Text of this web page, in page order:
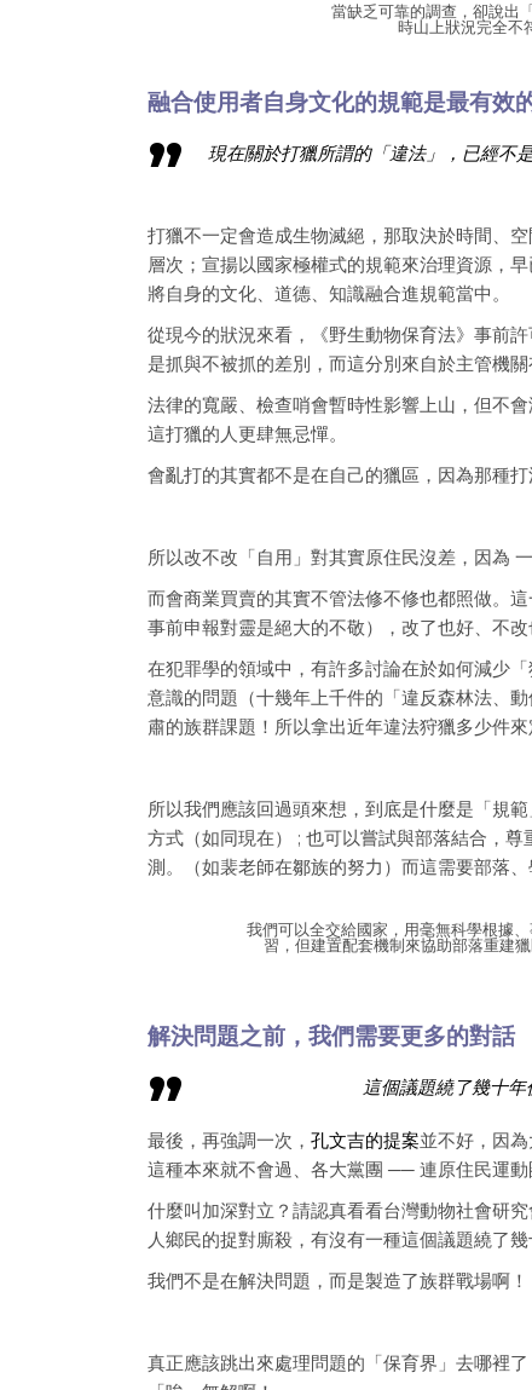
當缺乏可靠的調查，卻說出
時山上狀況完全不
融合使用者自身文化的規範是最有效
現在關於打獵所謂的「違法」，已經不
打獵不一定會造成生物滅絕，那取決於時間、
層次；宣揚以國家極權式的規範來治理資源，
將自身的文化、道德、知識融合進規範當中。
從現今的狀況來看，《野生動物保育法》事前
是抓與不被抓的差別，而這分別來自於主管機關
法律的寬嚴、檢查哨會暫時性影響上山，但不
這打獵的人更肆無忌憚。
會亂打的其實都不是在自己的獵區，因為那種打
所以改不改「自用」對其實原住民沒差，因為 一
而會商業買賣的其實不管法修不修也都照做。
事前申報對靈是絕大的不敬），改了也好、不改
在犯罪學的領域中，有許多討論在於如何減少
意識的問題（十幾年上千件的「違反森林法、
肅的族群課題！所以拿出近年違法狩獵多少件來
所以我們應該回過頭來想，到底是什麼是「規
方式（如同現在） ; 也可以嘗試與部落結合，
測。（如裴老師在鄒族的努力）而這需要部落
我們可以全交給國家，用毫無科學根據
習，但建置配套機制來協助部落重建
解決問題之前，我們需要更多的對話
這個議題繞了幾十
最後，再強調一次， 孔文吉的提案並不好，因
這種本來就不會過、各大黨團 ── 連原住民運
什麼叫加深對立？請認真看看台灣動物社會研
人鄉民的捉對廝殺，有沒有一種這個議題繞了
我們不是在解決問題，而是製造了族群戰場啊！
真正應該跳出來處理問題的「保育界」去哪裡